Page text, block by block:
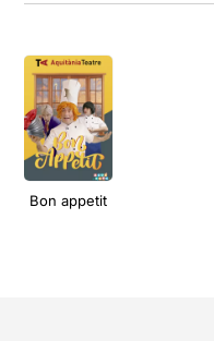
Bon appetit